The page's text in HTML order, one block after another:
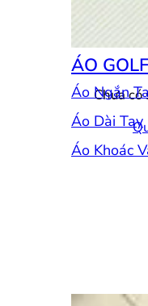
Chưa có
ÁO
Áo Ngắn
Áo Dài Tay
Áo Khoác